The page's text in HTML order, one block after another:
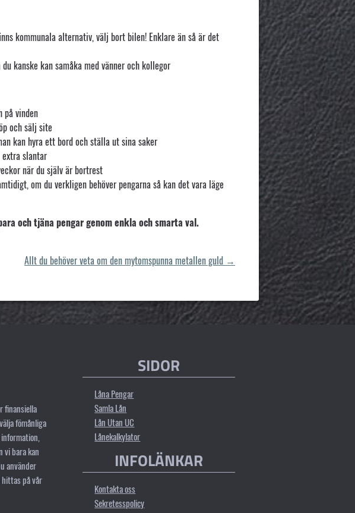
kommunala alternativ, välj bort bilen! Enklare än så är det
kanske kan samåka med vänner och kollegor
på vinden
och sälj site
kan hyra ett bord och ställa ut sina saker
slantar
när du själv är bortrest
om du verkligen behöver pengarna så kan det vara läge
och tjäna pengar genom enkla och smarta val.
Allt du behöver veta om den mytomspunna metallen guld →
finansiella
fömånliga
bara kan
använder
hittas på vår
SIDOR
Låna Pengar
Samla Lån
Lån Utan UC
Lånekalkylator
INFOLÄNKAR
Kontakta oss
Sekretesspolicy